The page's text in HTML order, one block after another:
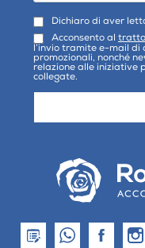
Dichiaro di aver
Acconsento al
l’invio tramite e-mail di
promozionali, nonché
relazione alle iniziative
collegate.